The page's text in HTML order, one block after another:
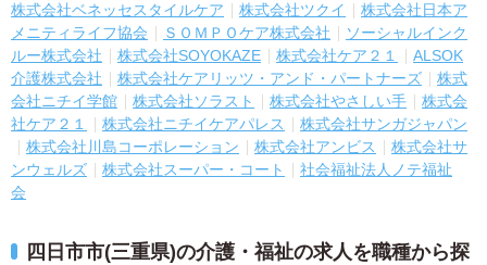
株式会社ベネッセスタイルケア 株式会社ツクイ
株式会社日本ア
メニティライフ協会
ＳＯＭＰＯケア株式会社
ソーシャルインク
ルー株式会社
株式会社SOYOKAZE 株式会社ケア２１
ALSOK
介護株式会社
株式会社ケアリッツ・アンド・パートナーズ
株式
会社ニチイ学館
株式会社ソラスト 株式会社やさしい手
株式会
社ケア２１
株式会社ニチイケアパレス
株式会社サンガジャパン
株式会社川島コーポレーション
株式会社アンビス
株式会社サ
ンウェルズ
株式会社スーパー・コート
社会福祉法人ノテ福祉
会
四日市市(三重県)の介護・福祉の求人を職種から探